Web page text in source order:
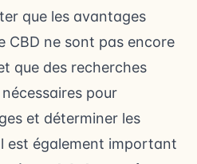
que les avantages
CBD ne sont pas encore
que des recherches
pour
et déterminer les
est également important